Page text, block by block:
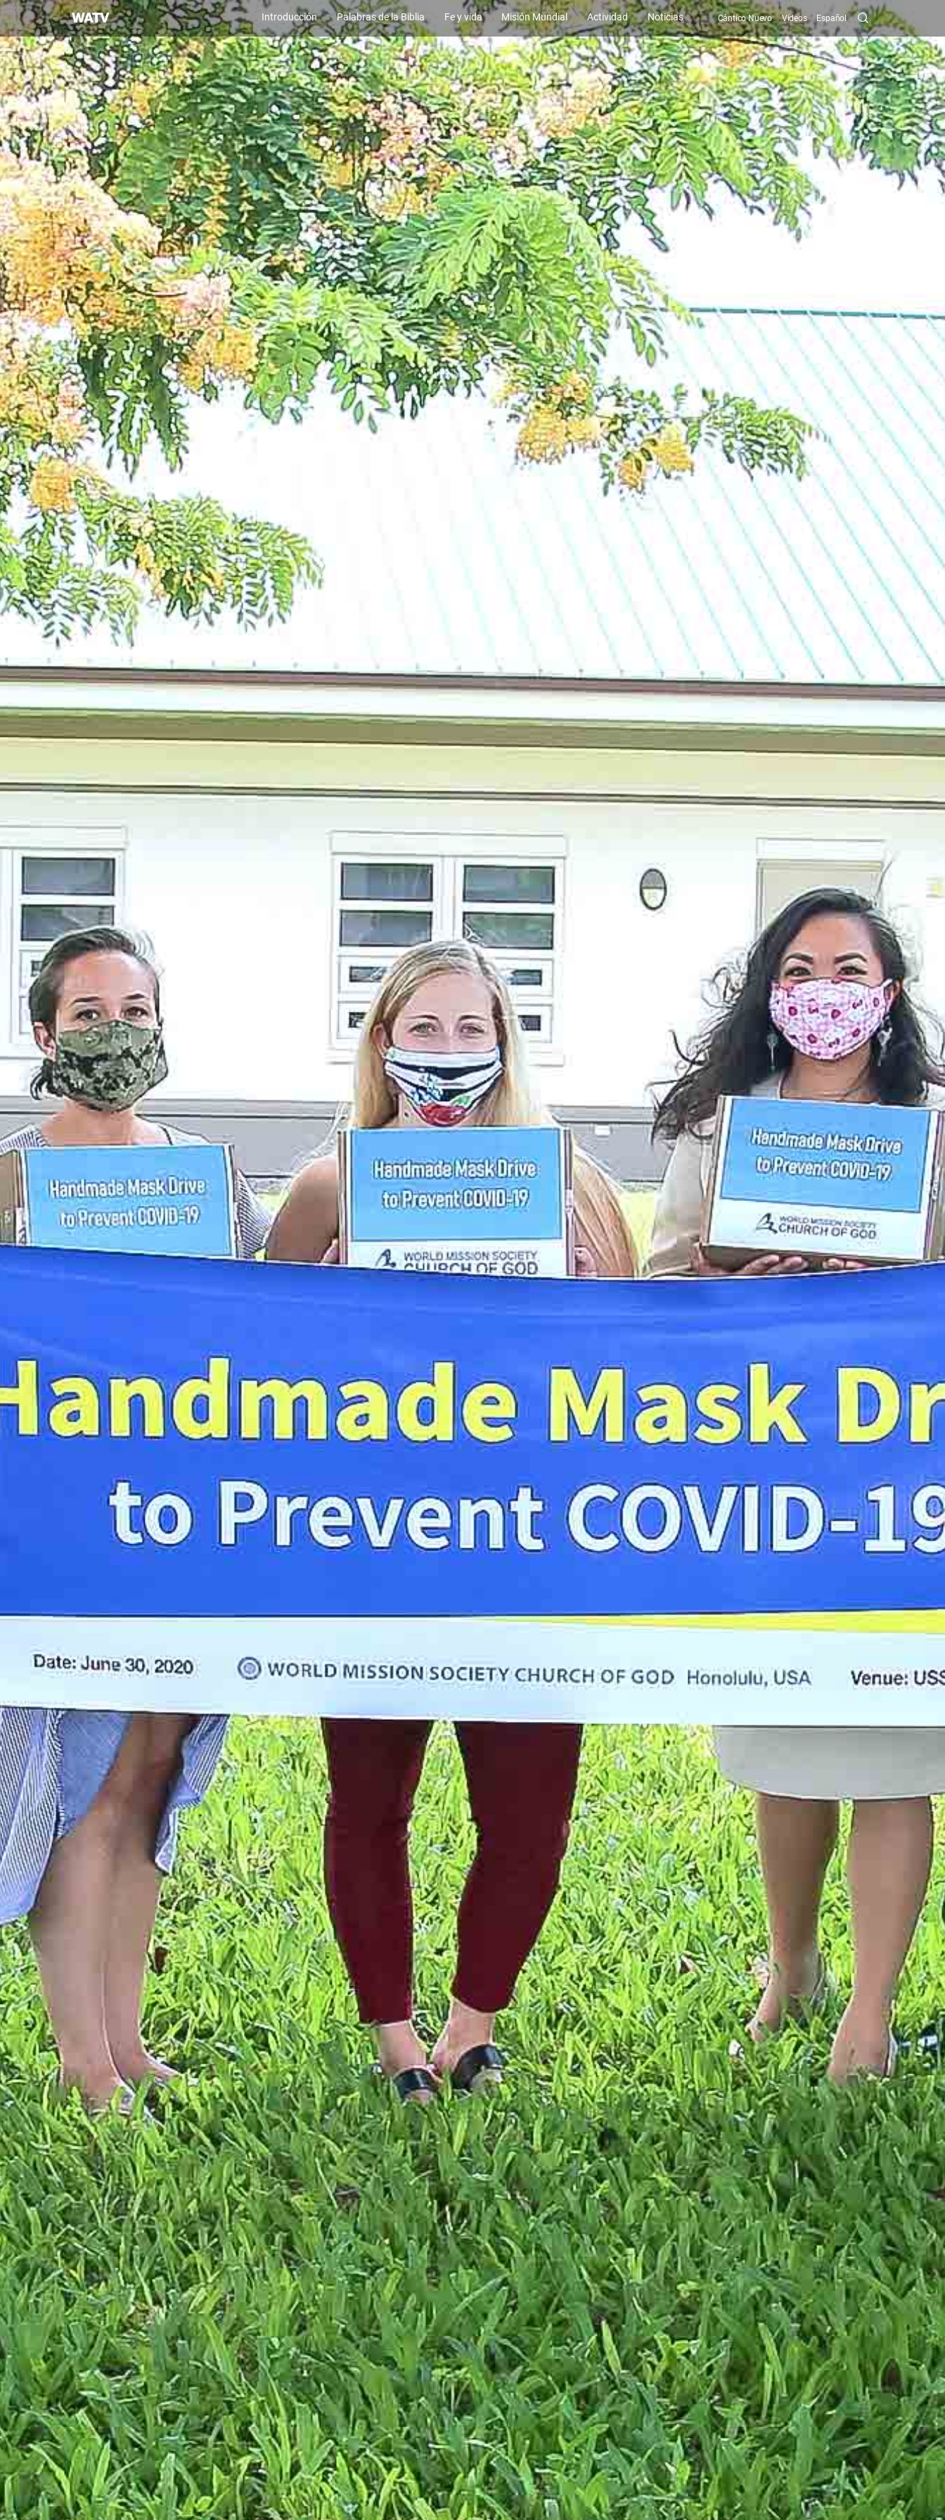
Iglesia
de
Dios
Sociedad
Misionera
Mundial
Introducción Palabras de la Biblia Fe y vida Misión Mundial Actividad Noticias Cántico Nuevo Videos Español Search
Submit